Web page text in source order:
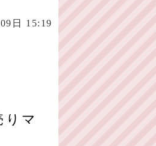
日 15:19
マ